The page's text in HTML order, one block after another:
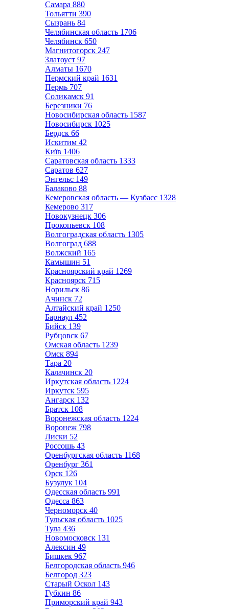
Самара 880
Тольятти 390
Сызрань 84
Челябинская область 1706
Челябинск 650
Магнитогорск 247
Златоуст 97
Алматы 1670
Пермский край 1631
Пермь 707
Соликамск 91
Березники 76
Новосибирская область 1587
Новосибирск 1025
Бердск 66
Искитим 42
Київ 1406
Саратовская область 1333
Саратов 627
Энгельс 149
Балаково 88
Кемеровская область — Кузбасс 1328
Кемерово 317
Новокузнецк 306
Прокопьевск 108
Волгоградская область 1305
Волгоград 688
Волжский 165
Камышин 51
Красноярский край 1269
Красноярск 715
Норильск 86
Ачинск 72
Алтайский край 1250
Барнаул 452
Бийск 139
Рубцовск 67
Омская область 1239
Омск 894
Тара 20
Калачинск 20
Иркутская область 1224
Иркутск 595
Ангарск 132
Братск 108
Воронежская область 1224
Воронеж 798
Лиски 52
Россошь 43
Оренбургская область 1168
Оренбург 361
Орск 126
Бузулук 104
Одесская область 991
Одесса 863
Черноморск 40
Тульская область 1025
Тула 436
Новомосковск 131
Алексин 49
Бишкек 967
Белгородская область 946
Белгород 323
Старый Оскол 143
Губкин 86
Приморский край 943